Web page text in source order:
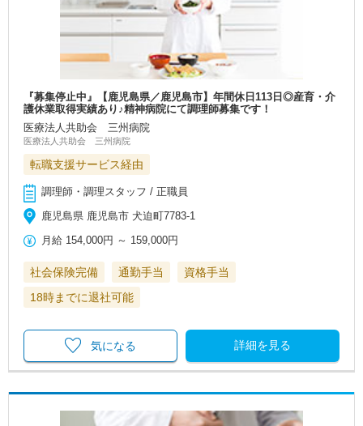
『募集停止中』【鹿児島県／鹿児島市】年間休日113日◎産育・介
護休業取得実績あり♪精神病院にて調理師募集です！
医療法人共助会 三州病院
医療法人共助会 三州病院
転職支援サービス経由
調理師・調理スタッフ / 正職員
鹿児島県 鹿児島市 犬迫町7783-1
月給 154,000円 ～ 159,000円
社会保険完備 通勤手当
資格手当
18時までに退社可能
詳細を見る
気になる